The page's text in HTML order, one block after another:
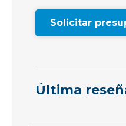
Solicitar
Última